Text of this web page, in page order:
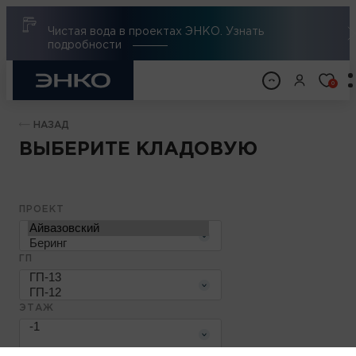
Чистая вода в проектах ЭНКО. Узнать
подробности
0
НАЗАД
ВЫБЕРИТЕ КЛАДОВУЮ
ПРОЕКТ
ЭТАЖ